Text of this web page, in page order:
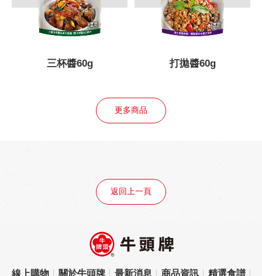
三杯醬60g 打拋醬60g
更多商品
返回上一頁
線上購物 關於牛頭牌 最新消息 商品資訊 精選食譜